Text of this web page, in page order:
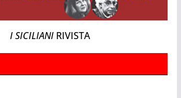
I SICILIANI RIVISTA